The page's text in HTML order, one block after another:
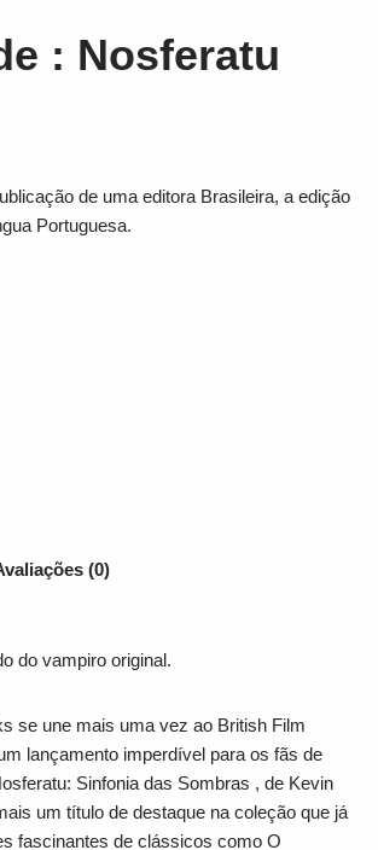
: Nosferatu
de uma editora Brasileira, a edição
Portuguesa.
(0)
do vampiro original.
se une mais uma vez ao British Film
lançamento imperdível para os fãs de
Sinfonia das Sombras , de Kevin
um título de destaque na coleção que já
fascinantes de clássicos como O